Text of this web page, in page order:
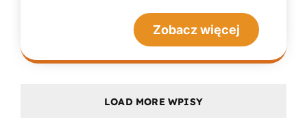
Zobacz więcej
LOAD MORE WPISY